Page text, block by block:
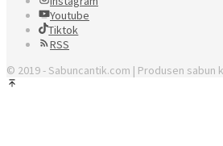
Youtube
Tiktok
RSS
© 2019 - Sabuncantik.com | Produsen sabun